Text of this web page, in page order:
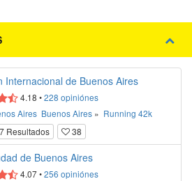
Internacional de Buenos Aires
4.18 •228 opiniónes
Aires Buenos Aires » Running 42k
Resultados
38
de Buenos Aires
4.07•256 opiniónes